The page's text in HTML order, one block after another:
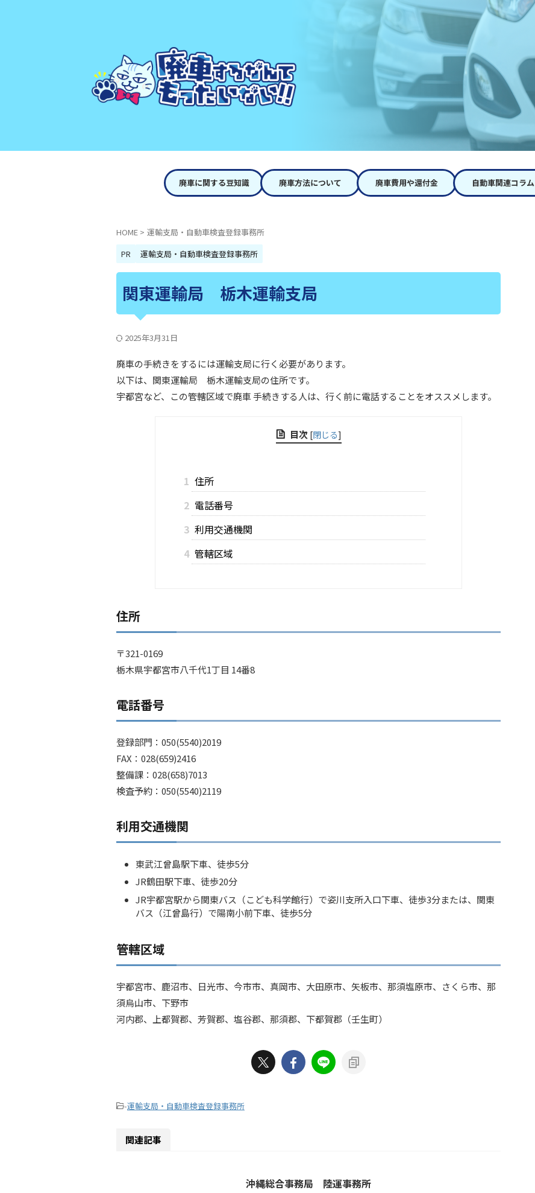
廃車に関する豆知識 廃車方法について 廃車費用や還付金 自動車関連コラム
HOME > 運輸支局・自動車検査登録事務所
PR
運輸支局・自動車検査登録事務所
関東運輸局 栃木運輸支局
2025年3月31日
廃車の手続きをするには運輸支局に行く必要があります。
以下は、関東運輸局 栃木運輸支局の住所です。
宇都宮など、この管轄区域で廃車 手続きする人は、行く前に電話することをオススメします。
目次 [閉じる]
1 住所
2 電話番号
3 利用交通機関
4 管轄区域
住所
〒321-0169
栃木県宇都宮市八千代1丁目 14番8
電話番号
登録部門：050(5540)2019
FAX：028(659)2416
整備課：028(658)7013
検査予約：050(5540)2119
利用交通機関
東武江曾島駅下車、徒歩5分
JR鶴田駅下車、徒歩20分
JR宇都宮駅から関東バス（こども科学館行）で姿川支所入口下車、徒歩3分または、関東
バス（江曾島行）で陽南小前下車、徒歩5分
管轄区域
宇都宮市、鹿沼市、日光市、今市市、真岡市、大田原市、矢板市、那須塩原市、さくら市、那
須烏山市、下野市
河内郡、上都賀郡、芳賀郡、塩谷郡、那須郡、下都賀郡（壬生町）
-運輸支局・自動車検査登録事務所
関連記事
沖縄総合事務局 陸運事務所